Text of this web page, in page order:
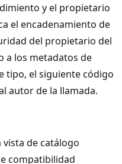
y el propietario
el encadenamiento de
del propietario del
a los metadatos de
tipo, el siguiente código
autor de la llamada.
vista de catálogo
compatibilidad